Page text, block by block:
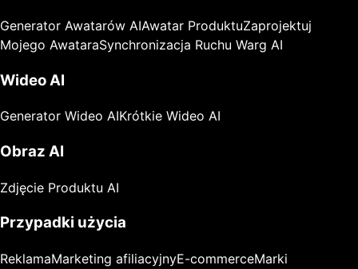
Generator Awatarów AIAwatar ProduktuZaprojektuj
Mojego AwataraSynchronizacja Ruchu Warg AI
Wideo AI
Generator Wideo AIKrótkie Wideo AI
Obraz AI
Zdjęcie Produktu AI
Przypadki użycia
ReklamaMarketing afiliacyjnyE-commerceMarki